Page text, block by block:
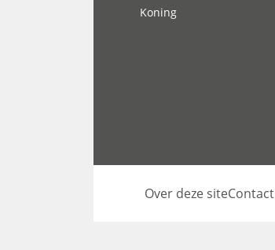
Koning
Over deze siteContact